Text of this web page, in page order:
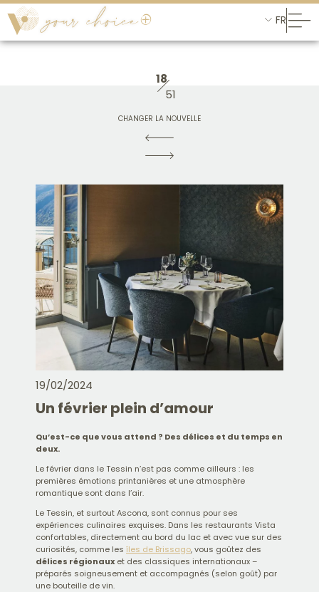
FR
18
51
CHANGER LA NOUVELLE
19/02/2024
Un février plein d’amour
Qu’est-ce que vous attend ? Des délices et du temps en
deux.
Le février dans le Tessin n’est pas comme ailleurs : les
premières émotions printanières et une atmosphère
romantique sont dans l’air.
Le Tessin, et surtout Ascona, sont connus pour ses
expériences culinaires exquises. Dans les restaurants Vista
confortables, directement au bord du lac et avec vue sur des
curiosités, comme les îles de Brissago, vous goûtez des
délices régionaux et des classiques internationaux –
préparés soigneusement et accompagnés (selon goût) par
une bouteille de vin.